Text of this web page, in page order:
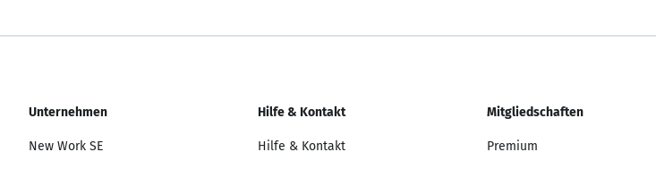
Unternehmen
New Work SE
Hilfe & Kontakt
Hilfe & Kontakt
Mitgliedschaften
Premium